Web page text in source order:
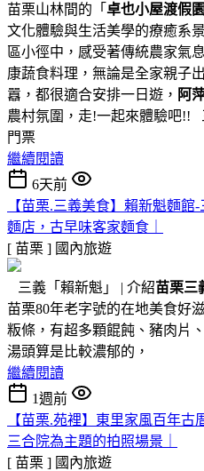
苗栗山林間的「 卓也小屋渡假
文化體驗與生活美學的療癒系
區小徑中，感受著傳統農家氣
康蔬食料理，無論是全家親子
囂，都很適合安排一日遊， 阿
農村氛圍，走!一起來體驗吧!!
門票
繼續閱讀
6天前
【苗栗.三義美食】賴新魁麵
麵店，古早味客家麵食｜
[ 苗栗 ] 國內旅遊
三義「賴新魁」 | 介紹苗栗三
苗栗80年老字號的在地美食好
粄條，有超多顆餛飩、豬肉片
湯頭算是比較濃郁的，
繼續閱讀
1週前
【苗栗.苑裡】東里家風百年
三合院為主題的拍照場景｜
[ 苗栗 ] 國內旅遊